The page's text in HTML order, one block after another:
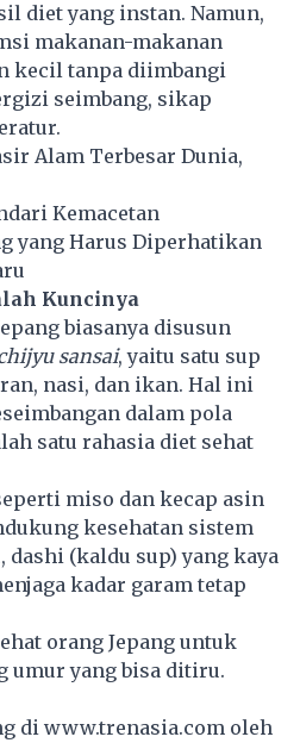
diet yang instan. Namun,
makanan-makanan
kecil tanpa diimbangi
seimbang, sikap
Alam Terbesar Dunia,
Kemacetan
yang Harus Diperhatikan
Kuncinya
biasanya disusun
sansai, yaitu satu sup
nasi, dan ikan. Hal ini
dalam pola
satu rahasia diet sehat
miso dan kecap asin
kesehatan sistem
dashi (kaldu sup) yang kaya
kadar garam tetap
orang Jepang untuk
umur yang bisa ditiru.
di www.trenasia.com oleh